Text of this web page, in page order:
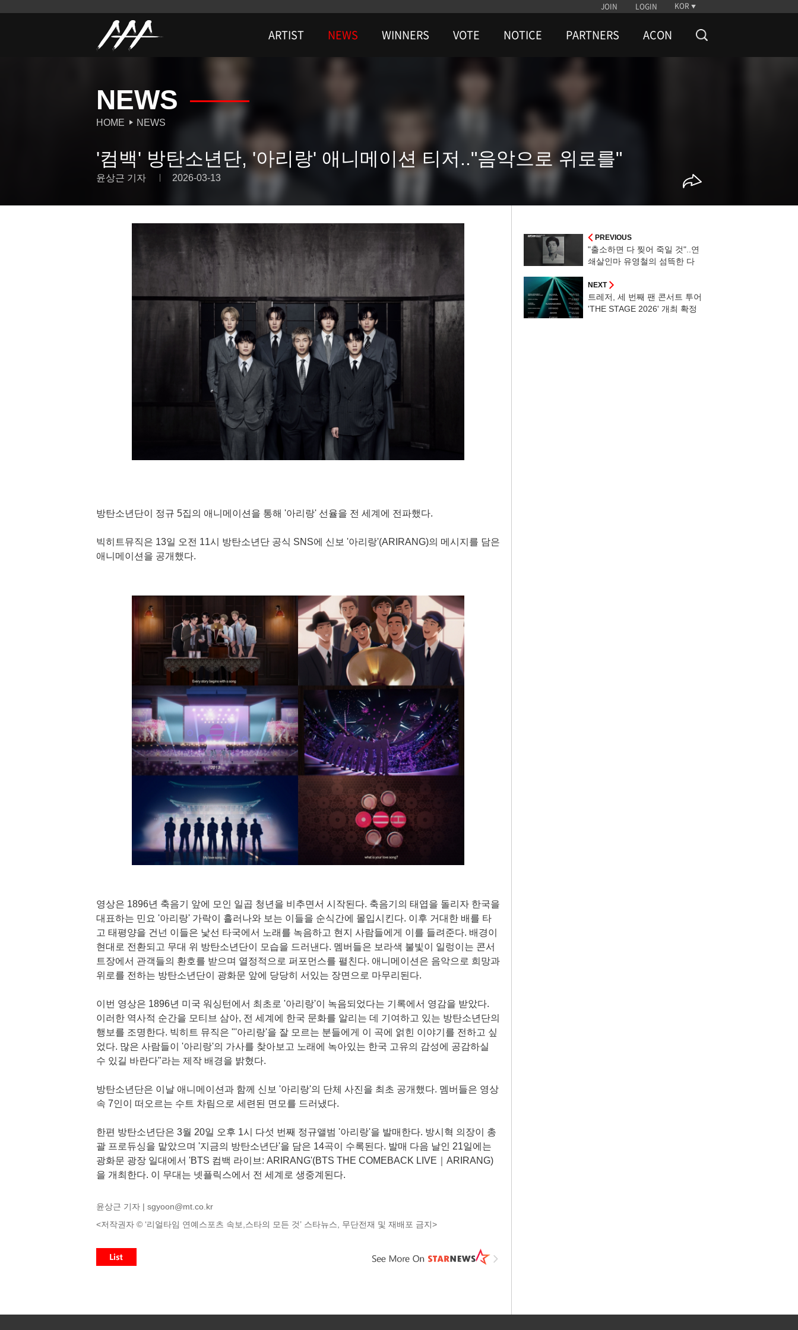
JOIN LOGIN KOR
ARTIST NEWS WINNERS VOTE NOTICE PARTNERS ACON
NEWS
HOME NEWS
'컴백' 방탄소년단, '아리랑' 애니메이션 티저.."음악으로 위로를"
윤상근 기자 2026-03-13
방탄소년단이 정규 5집의 애니메이션을 통해 '아리랑' 선율을 전 세계에 전파했다.
빅히트뮤직은 13일 오전 11시 방탄소년단 공식 SNS에 신보 '아리랑'(ARIRANG)의 메시지를 담은
애니메이션을 공개했다.
영상은 1896년 축음기 앞에 모인 일곱 청년을 비추면서 시작된다. 축음기의 태엽을 돌리자 한국을
대표하는 민요 '아리랑' 가락이 흘러나와 보는 이들을 순식간에 몰입시킨다. 이후 거대한 배를 타
고 태평양을 건넌 이들은 낯선 타국에서 노래를 녹음하고 현지 사람들에게 이를 들려준다. 배경이
현대로 전환되고 무대 위 방탄소년단이 모습을 드러낸다. 멤버들은 보라색 불빛이 일렁이는 콘서
트장에서 관객들의 환호를 받으며 열정적으로 퍼포먼스를 펼친다. 애니메이션은 음악으로 희망과
위로를 전하는 방탄소년단이 광화문 앞에 당당히 서있는 장면으로 마무리된다.
이번 영상은 1896년 미국 워싱턴에서 최초로 '아리랑'이 녹음되었다는 기록에서 영감을 받았다.
이러한 역사적 순간을 모티브 삼아, 전 세계에 한국 문화를 알리는 데 기여하고 있는 방탄소년단의
행보를 조명한다. 빅히트 뮤직은 "'아리랑'을 잘 모르는 분들에게 이 곡에 얽힌 이야기를 전하고 싶
었다. 많은 사람들이 '아리랑'의 가사를 찾아보고 노래에 녹아있는 한국 고유의 감성에 공감하실
수 있길 바란다"라는 제작 배경을 밝혔다.
방탄소년단은 이날 애니메이션과 함께 신보 '아리랑'의 단체 사진을 최초 공개했다. 멤버들은 영상
속 7인이 떠오르는 수트 차림으로 세련된 면모를 드러냈다.
한편 방탄소년단은 3월 20일 오후 1시 다섯 번째 정규앨범 '아리랑'을 발매한다. 방시혁 의장이 총
괄 프로듀싱을 맡았으며 '지금의 방탄소년단'을 담은 14곡이 수록된다. 발매 다음 날인 21일에는
광화문 광장 일대에서 'BTS 컴백 라이브: ARIRANG'(BTS THE COMEBACK LIVE｜ARIRANG)
을 개최한다. 이 무대는 넷플릭스에서 전 세계로 생중계된다.
윤상근 기자 | sgyoon@mt.co.kr
<저작권자 © ‘리얼타임 연예스포츠 속보,스타의 모든 것’ 스타뉴스, 무단전재 및 재배포 금지>
PREVIOUS
"출소하면 다 찢어 죽일 것"..연
쇄살인마 유영철의 섬뜩한 다
NEXT
트레저, 세 번째 팬 콘서트 투어
'THE STAGE 2026' 개최 확정